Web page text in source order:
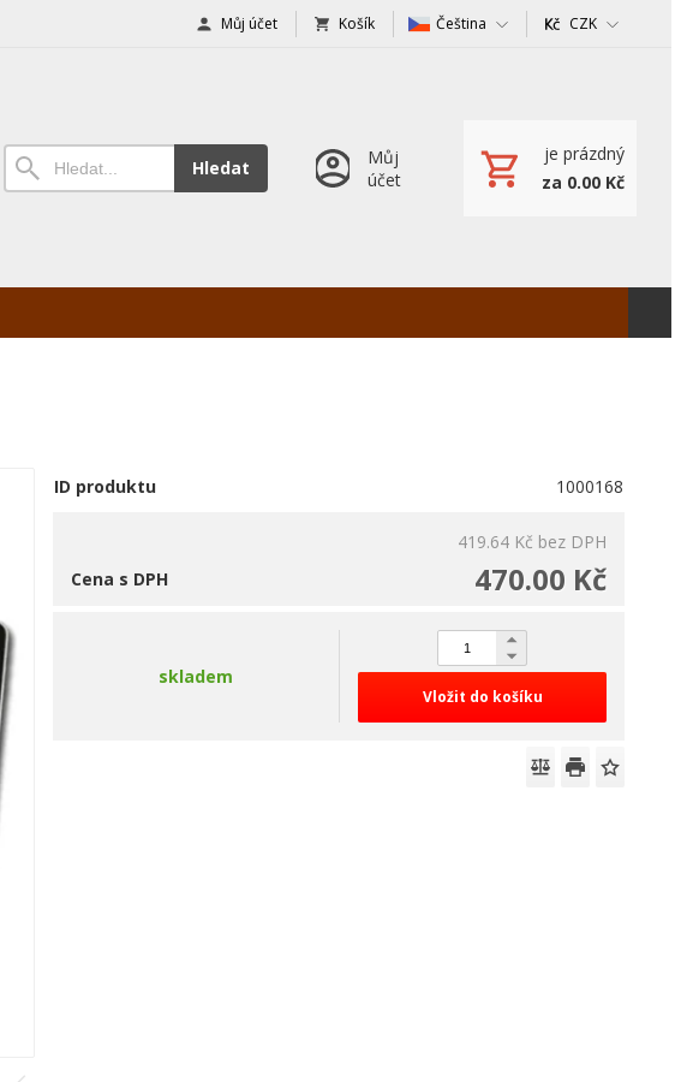
Můj účet Košík Čeština CZK
Hledat
Můj
účet
je prázdný
za 0.00 Kč
ID produktu 1000168
419.64 Kč bez DPH
470.00 Kč
Cena s DPH
skladem
Vložit do košíku